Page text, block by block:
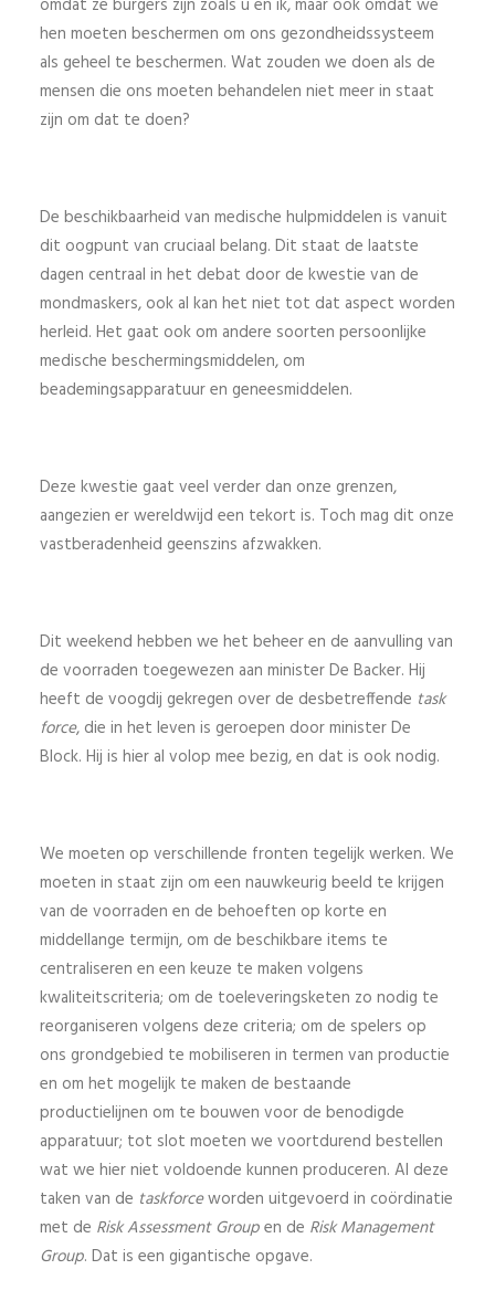
omdat ze burgers zijn zoals u en ik, maar ook omdat we
hen moeten beschermen om ons gezondheidssysteem
als geheel te beschermen. Wat zouden we doen als de
mensen die ons moeten behandelen niet meer in staat
zijn om dat te doen?
De beschikbaarheid van medische hulpmiddelen is vanuit
dit oogpunt van cruciaal belang. Dit staat de laatste
dagen centraal in het debat door de kwestie van de
mondmaskers, ook al kan het niet tot dat aspect worden
herleid. Het gaat ook om andere soorten persoonlijke
medische beschermingsmiddelen, om
beademingsapparatuur en geneesmiddelen.
Deze kwestie gaat veel verder dan onze grenzen,
aangezien er wereldwijd een tekort is. Toch mag dit onze
vastberadenheid geenszins afzwakken.
Dit weekend hebben we het beheer en de aanvulling van
de voorraden toegewezen aan minister De Backer. Hij
heeft de voogdij gekregen over de desbetreffende task
force, die in het leven is geroepen door minister De
Block. Hij is hier al volop mee bezig, en dat is ook nodig.
We moeten op verschillende fronten tegelijk werken. We
moeten in staat zijn om een nauwkeurig beeld te krijgen
van de voorraden en de behoeften op korte en
middellange termijn, om de beschikbare items te
centraliseren en een keuze te maken volgens
kwaliteitscriteria; om de toeleveringsketen zo nodig te
reorganiseren volgens deze criteria; om de spelers op
ons grondgebied te mobiliseren in termen van productie
en om het mogelijk te maken de bestaande
productielijnen om te bouwen voor de benodigde
apparatuur; tot slot moeten we voortdurend bestellen
wat we hier niet voldoende kunnen produceren. Al deze
taken van de taskforceworden uitgevoerd in coördinatie
met de Risk Assessment Groupen de Risk Management
Group. Dat is een gigantische opgave.